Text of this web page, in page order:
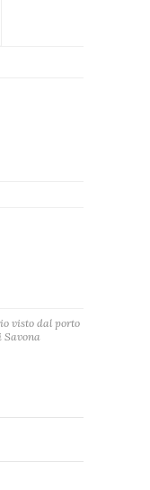
visto dal porto
Savona